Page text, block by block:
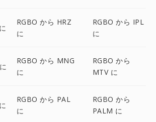
RGBO から HRZ
に
RGBO から IPL
に
RGBO から MNG
に
RGBO から
MTV に
RGBO から PAL
に
RGBO から
PALM に